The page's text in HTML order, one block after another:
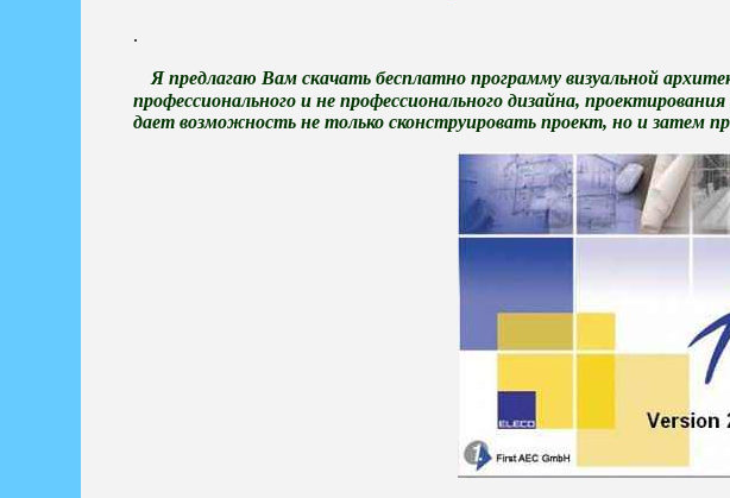
.
Я предлагаю Вам скачать бесплатно программу визуальной
профессионального и не профессионального дизайна,
дает возможность не только сконструировать проект, но и затем